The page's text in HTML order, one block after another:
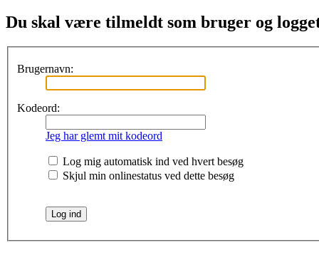
Du skal være tilmeldt som bruger og
Brugernavn:
Kodeord:
Jeg har glemt mit kodeord
Log mig automatisk ind ved hvert besøg
Skjul min onlinestatus ved dette besøg